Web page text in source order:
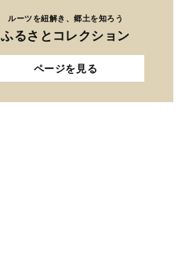
ルーツを紐解き、郷土を知ろう
ふるさとコレクション
ページを見る